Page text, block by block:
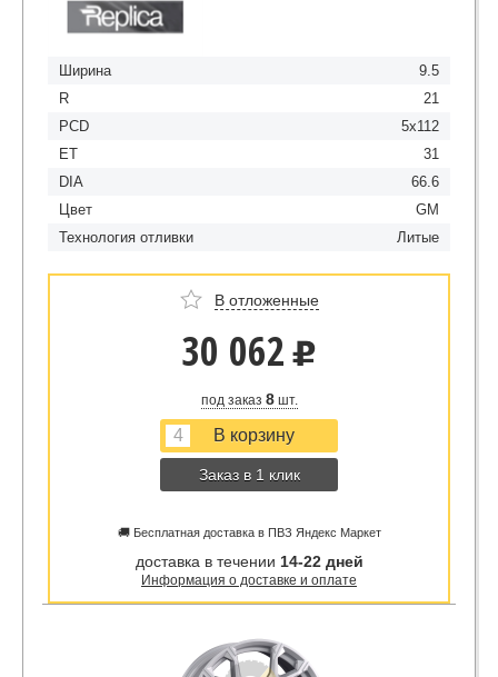
Ширина
9.5
R
21
PCD
5x112
ET
31
DIA
66.6
Цвет
GM
Технология отливки
Литые
В отложенные
30 062 u
под заказ 8шт.
Заказ в 1 клик
🚚 Бесплатная доставка в ПВЗ Яндекс Маркет
доставка в течении 14-22 дней
Информация о доставке и оплате